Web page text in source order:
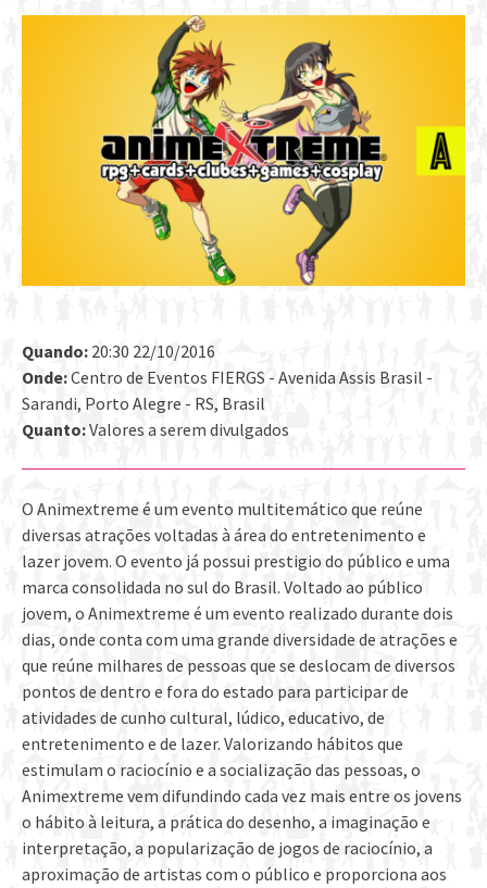
Quando: 20:30 22/10/2016
Onde:Centro de Eventos FIERGS - Avenida Assis Brasil -
Sarandi, Porto Alegre - RS, Brasil
Quanto:Valores a serem divulgados
O Animextreme é um evento multitemático que reúne
diversas atrações voltadas à área do entretenimento e
lazer jovem. O evento já possui prestigio do público e uma
marca consolidada no sul do Brasil. Voltado ao público
jovem, o Animextreme é um evento realizado durante dois
dias, onde conta com uma grande diversidade de atrações e
que reúne milhares de pessoas que se deslocam de diversos
pontos de dentro e fora do estado para participar de
atividades de cunho cultural, lúdico, educativo, de
entretenimento e de lazer. Valorizando hábitos que
estimulam o raciocínio e a socialização das pessoas, o
Animextreme vem difundindo cada vez mais entre os jovens
o hábito à leitura, a prática do desenho, a imaginação e
interpretação, a popularização de jogos de raciocínio, a
aproximação de artistas com o público e proporciona aos